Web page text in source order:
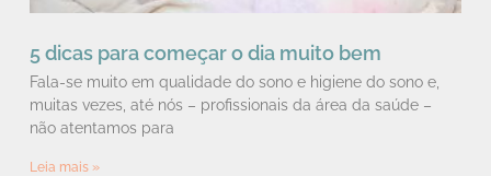
5 dicas para começar o dia muito bem
Fala-se muito em qualidade do sono e higiene do sono e,
muitas vezes, até nós – profissionais da área da saúde –
não atentamos para
Leia mais »